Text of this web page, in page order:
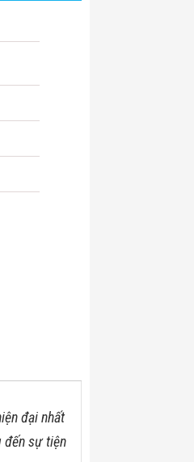
đại nhất
đến sự tiện